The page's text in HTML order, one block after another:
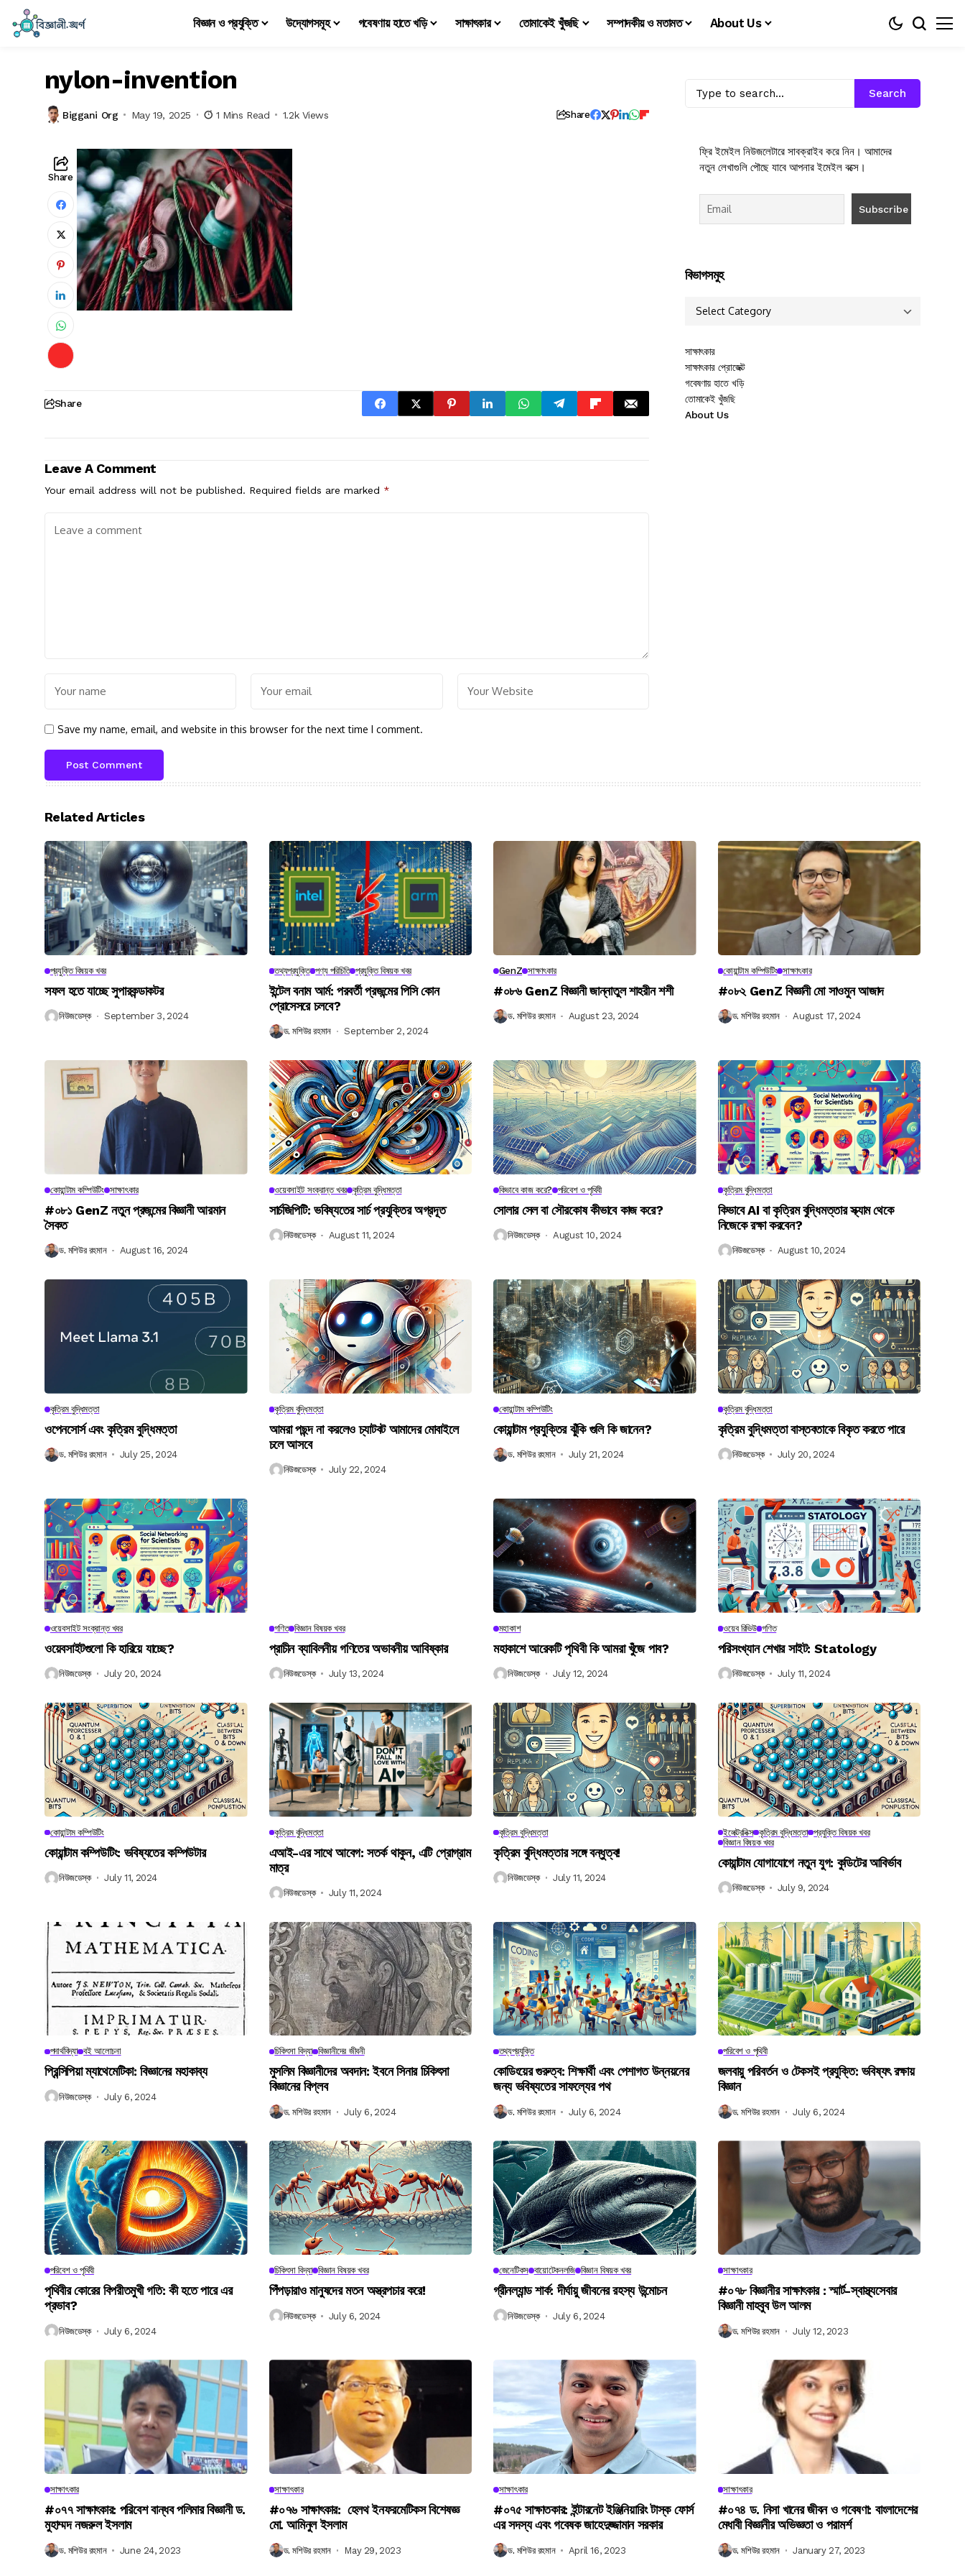
বিজ্ঞান ও প্রযুক্তি উদ্যোগসমূহ গবেষণায় হাতে খড়ি সাক্ষাৎকার তোমাকেই খুঁজছি সম্পাদকীয় ও মতামত About Us
nylon-invention
Biggani Org May 19, 2025 1 Mins Read 1.2k Views Share
Share
Share
Leave A Comment
Your email address will not be published. Required fields are marked *
Save my name, email, and website in this browser for the next time I comment.
Search
ফ্রি ইমেইল নিউজলেটারে সাবক্রাইব করে নিন। আমাদের
নতুন লেখাগুলি পৌছে যাবে আপনার ইমেইল বক্সে।
বিভাগসমুহ
সাক্ষাৎকার
সাক্ষাৎকার প্রোজেক্ট
গবেষণায় হাতে খড়ি
তোমাকেই খুঁজছি
About Us
Related Articles
প্রযুক্তি বিষয়ক খবর
সফল হতে যাচ্ছে সুপারকন্ডাকটর
নিউজডেস্ক September 3, 2024
তথ্যপ্রযুক্তি পণ্য পরিচিতি প্রযুক্তি বিষয়ক খবর
ইন্টেল বনাম আর্ম: পরবর্তী প্রজন্মের পিসি কোন
প্রোসেসরে চলবে?
ড. মশিউর রহমান September 2, 2024
GenZ সাক্ষাৎকার
#০৮৬ GenZ বিজ্ঞানী জান্নাতুল শাহরীন শশী
ড. মশিউর রহমান August 23, 2024
কোয়ান্টাম কম্পিউটিং সাক্ষাৎকার
#০৮২ GenZ বিজ্ঞানী মো সাওমুন আজাদ
ড. মশিউর রহমান August 17, 2024
কোয়ান্টাম কম্পিউটিং সাক্ষাৎকার
#০৮১ GenZ নতুন প্রজন্মের বিজ্ঞানী আরমান
সৈকত
ড. মশিউর রহমান August 16, 2024
ওয়েবসাইট সংক্রান্ত খবর কৃত্রিম বুদ্ধিমত্তা
সার্চজিপিটি: ভবিষ্যতের সার্চ প্রযুক্তির অগ্রদূত
নিউজডেস্ক August 11, 2024
কিভাবে কাজ করে? পরিবেশ ও পৃথিবী
সোলার সেল বা সৌরকোষ কীভাবে কাজ করে?
নিউজডেস্ক August 10, 2024
কৃত্রিম বুদ্ধিমত্তা
কিভাবে AI বা কৃত্রিম বুদ্ধিমত্তার স্ক্যাম থেকে
নিজেকে রক্ষা করবেন?
নিউজডেস্ক August 10, 2024
কৃত্রিম বুদ্ধিমত্তা
ওপেনসোর্স এবং কৃত্রিম বুদ্ধিমত্তা
ড. মশিউর রহমান July 25, 2024
কৃত্রিম বুদ্ধিমত্তা
আমরা পছন্দ না করলেও চ্যাটবট আমাদের মোবাইলে
চলে আসবে
নিউজডেস্ক July 22, 2024
কোয়ান্টাম কম্পিউটিং
কোয়ান্টাম প্রযুক্তির ঝুঁকি গুলি কি জানেন?
ড. মশিউর রহমান July 21, 2024
কৃত্রিম বুদ্ধিমত্তা
কৃত্রিম বুদ্ধিমত্তা বাস্তবতাকে বিকৃত করতে পারে
নিউজডেস্ক July 20, 2024
ওয়েবসাইট সংক্রান্ত খবর
ওয়েবসাইটগুলো কি হারিয়ে যাচ্ছে?
নিউজডেস্ক July 20, 2024
গণিত বিজ্ঞান বিষয়ক খবর
প্রাচীন ব্যাবিলনীয় গণিতের অভাবনীয় আবিষ্কার
নিউজডেস্ক July 13, 2024
মহাকাশ
মহাকাশে আরেকটি পৃথিবী কি আমরা খুঁজে পাব?
নিউজডেস্ক July 12, 2024
ওয়েব রিভিউ গণিত
পরিসংখ্যান শেখার সাইট: Statology
নিউজডেস্ক July 11, 2024
কোয়ান্টাম কম্পিউটিং
কোয়ান্টাম কম্পিউটিং: ভবিষ্যতের কম্পিউটার
নিউজডেস্ক July 11, 2024
কৃত্রিম বুদ্ধিমত্তা
এআই-এর সাথে আবেগ: সতর্ক থাকুন, এটি প্রোগ্রাম
মাত্র
নিউজডেস্ক July 11, 2024
কৃত্রিম বুদ্ধিমত্তা
কৃত্রিম বুদ্ধিমত্তার সঙ্গে বন্ধুত্ব!
নিউজডেস্ক July 11, 2024
ইলেক্ট্রনিক্স কৃত্রিম বুদ্ধিমত্তা প্রযুক্তি বিষয়ক খবর
বিজ্ঞান বিষয়ক খবর
কোয়ান্টাম যোগাযোগে নতুন যুগ: কুডিটের আবির্ভাব
নিউজডেস্ক July 9, 2024
পদার্থবিদ্যা বই আলোচনা
প্রিন্সিপিয়া ম্যাথেমেটিকা: বিজ্ঞানের মহাকাব্য
নিউজডেস্ক July 6, 2024
চিকিৎসা বিদ্যা বিজ্ঞানীদের জীবনী
মুসলিম বিজ্ঞানীদের অবদান: ইবনে সিনার চিকিৎসা
বিজ্ঞানের বিপ্লব
ড. মশিউর রহমান July 6, 2024
তথ্যপ্রযুক্তি
কোডিংয়ের গুরুত্ব: শিক্ষার্থী এবং পেশাগত উন্নয়নের
জন্য ভবিষ্যতের সাফল্যের পথ
ড. মশিউর রহমান July 6, 2024
পরিবেশ ও পৃথিবী
জলবায়ু পরিবর্তন ও টেকসই প্রযুক্তি: ভবিষ্যৎ রক্ষায়
বিজ্ঞান
ড. মশিউর রহমান July 6, 2024
পরিবেশ ও পৃথিবী
পৃথিবীর কোরের বিপরীতমুখী গতি: কী হতে পারে এর
প্রভাব?
নিউজডেস্ক July 6, 2024
চিকিৎসা বিদ্যা বিজ্ঞান বিষয়ক খবর
পিঁপড়ারাও মানুষদের মতন অস্ত্রপচার করে!
নিউজডেস্ক July 6, 2024
জেনেটিকস বায়োটেকনলজি বিজ্ঞান বিষয়ক খবর
গ্রীনল্যান্ড শার্ক: দীর্ঘায়ু জীবনের রহস্য উন্মোচন
নিউজডেস্ক July 6, 2024
সাক্ষাৎকার
#০৭৮ বিজ্ঞানীর সাক্ষাৎকার : স্মার্ট-স্বাস্থ্যসেবার
বিজ্ঞানী মাহবুব উল আলম
ড. মশিউর রহমান July 12, 2023
সাক্ষাৎকার
#০৭৭ সাক্ষাৎকার: পরিবেশ বান্ধব পলিমার বিজ্ঞানী ড.
মুহাম্মদ নজরুল ইসলাম
ড. মশিউর রহমান June 24, 2023
সাক্ষাৎকার
#০৭৬ সাক্ষাৎকার: হেলথ ইনফরমেটিকস বিশেষজ্ঞ
মো. আমিনুল ইসলাম
ড. মশিউর রহমান May 29, 2023
সাক্ষাৎকার
#০৭৫ সাক্ষাতকার: ইন্টারনেট ইঞ্জিনিয়ারিং টাস্ক ফোর্স
এর সদস্য এবং গবেষক জাহেদুজ্জামান সরকার
ড. মশিউর রহমান April 16, 2023
সাক্ষাৎকার
#০৭৪ ড. নিসা খানের জীবন ও গবেষণা: বাংলাদেশের
মেধাবী বিজ্ঞানীর অভিজ্ঞতা ও পরামর্শ
ড. মশিউর রহমান January 27, 2023